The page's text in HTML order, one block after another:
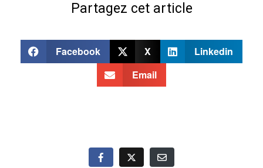
Partagez cet article
Facebook X
Linkedin
Email